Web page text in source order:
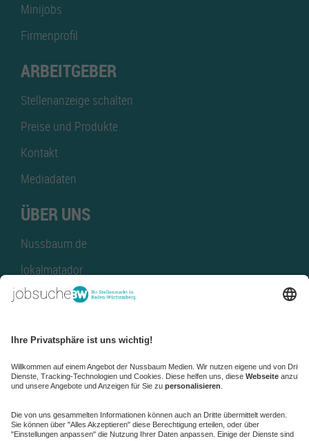
Minijobs
Firmenprofil
ARBEITGEBER
Stellenanzeige schalten
Preise und Produkte
Kontakt
Mediadaten
ÜBER UNS
Nussbaum.de
lokalmatador
kaufinBW
NussbaumID
Nussbaum Medien